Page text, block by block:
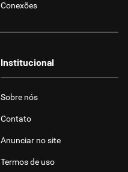
Conexões
Institucional
Sobre nós
Contato
Anunciar no site
Termos de uso